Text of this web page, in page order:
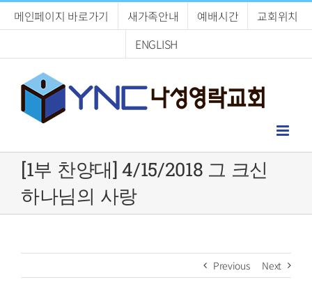
메인페이지 바로가기 새가족안내 예배시간
교회위치
ENGLISH
[1부 찬양대] 4/15/2018 그 크신
하나님의 사랑
Previous Next